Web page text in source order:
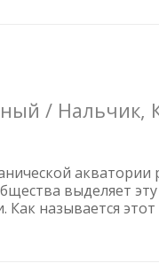
/ Нальчик,
акватории
выделяет
называется этот